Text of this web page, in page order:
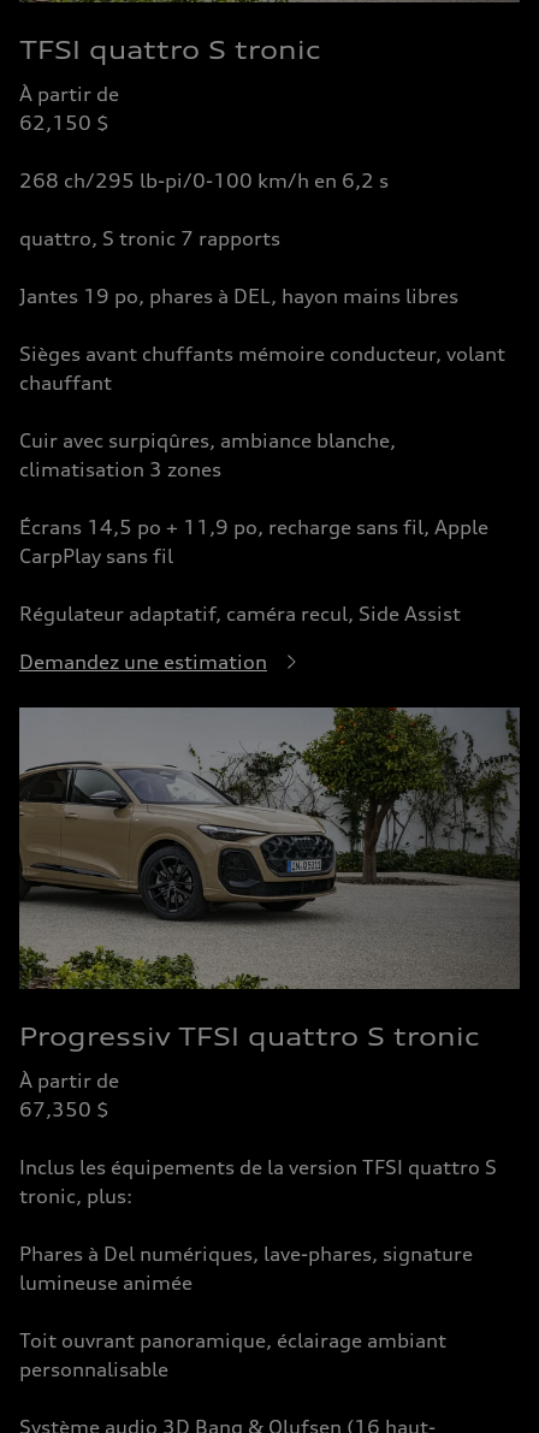
TFSI quattro S tronic
À partir de
62,150 $
268 ch/295 lb-pi/0-100 km/h en 6,2 s
quattro, S tronic 7 rapports
Jantes 19 po, phares à DEL, hayon mains libres
Sièges avant chuffants mémoire conducteur, volant
chauffant
Cuir avec surpiqûres, ambiance blanche,
climatisation 3 zones
Écrans 14,5 po + 11,9 po, recharge sans fil, Apple
CarpPlay sans fil
Régulateur adaptatif, caméra recul, Side Assist
Demandez une estimation
Progressiv TFSI quattro S tronic
À partir de
67,350 $
Inclus les équipements de la version TFSI quattro S
tronic, plus:
Phares à Del numériques, lave-phares, signature
lumineuse animée
Toit ouvrant panoramique, éclairage ambiant
personnalisable
Système audio 3D Bang & Olufsen (16 haut-